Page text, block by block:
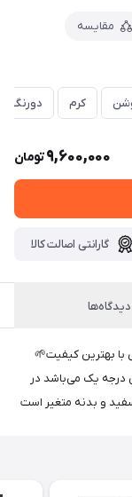
مقایسه
کرم دورنگ
9,600,000تومان
گارانتی اصالت کالا
دیدگاه‌ها
کار بردی با بهترین کیفیت🌱
یک می‌باشد در
و بدنه متغیر است